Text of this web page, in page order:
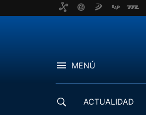
MENÚ
ACTUALIDAD